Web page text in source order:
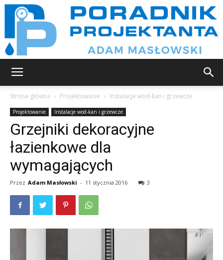
projektanta
Strona główna Projektowanie Instalacje wod-kan i grzewcze
Projektowanie Instalacje wod-kan i grzewcze
Grzejniki dekoracyjne
łazienkowe dla
wymagających
Przez Adam Masłowski - 11 stycznia 2016 3